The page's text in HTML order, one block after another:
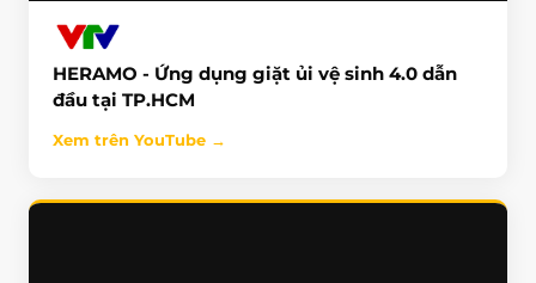
NHẤN ĐỂ XEM
HERAMO - Ứng dụng giặt ủi vệ sinh 4.0 dẫn
đầu tại TP.HCM
Xem trên YouTube →